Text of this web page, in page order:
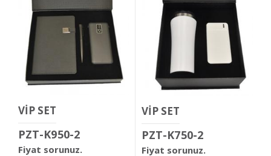
VİP SET
PZT-K950-2
Fiyat sorunuz.
VİP SET
PZT-K750-2
Fiyat sorunuz.